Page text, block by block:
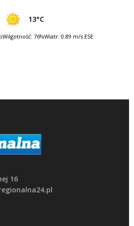
13°C
Wilgotność: 76%Wiatr: 0.89 m/s ESE
16